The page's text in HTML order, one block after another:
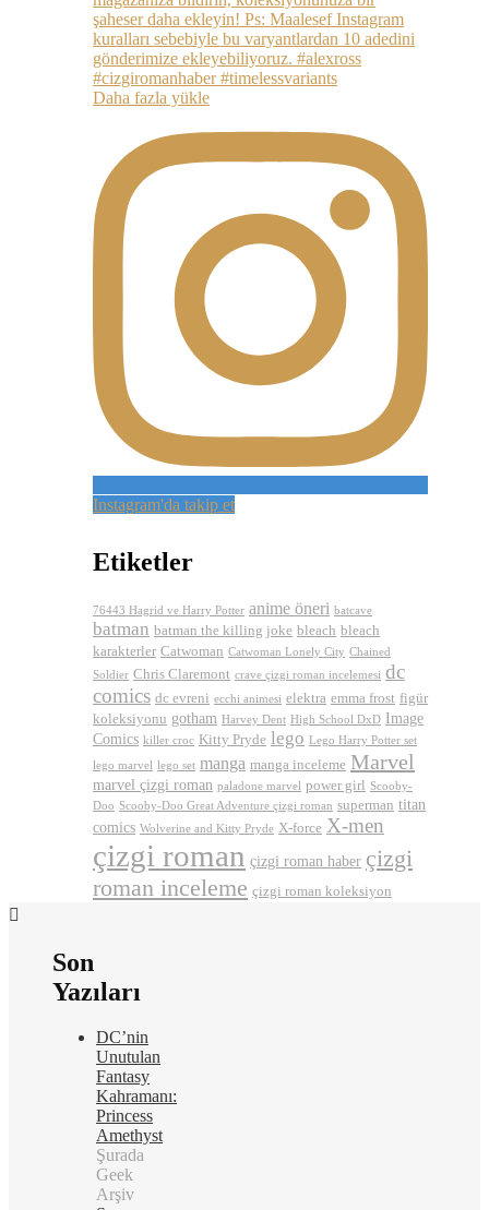
Daha fazla yükle
Instagram'da takip et
Etiketler
76443 Hagrid ve Harry Potter anime öneri batcave
batman batman the killing joke bleach bleach
karakterler Catwoman Catwoman Lonely City Chained
Soldier Chris Claremont crave çizgi roman incelemesi dc
comics dc evreni ecchi animesi elektra emma frost figür
koleksiyonu gotham Harvey Dent High School DxD Image
Comics killer croc Kitty Pryde lego Lego Harry Potter set
lego marvel lego set manga manga inceleme Marvel
marvel çizgi roman paladone marvel power girl Scooby-
Doo Scooby-Doo Great Adventure çizgi roman superman titan
comics Wolverine and Kitty Pryde X-force X-men
çizgi roman çizgi roman haber çizgi
roman inceleme çizgi roman koleksiyon
Son
Yazıları
DC’nin
Unutulan
Fantasy
Kahramanı:
Princess
Amethyst
Şurada
Geek
Arşiv